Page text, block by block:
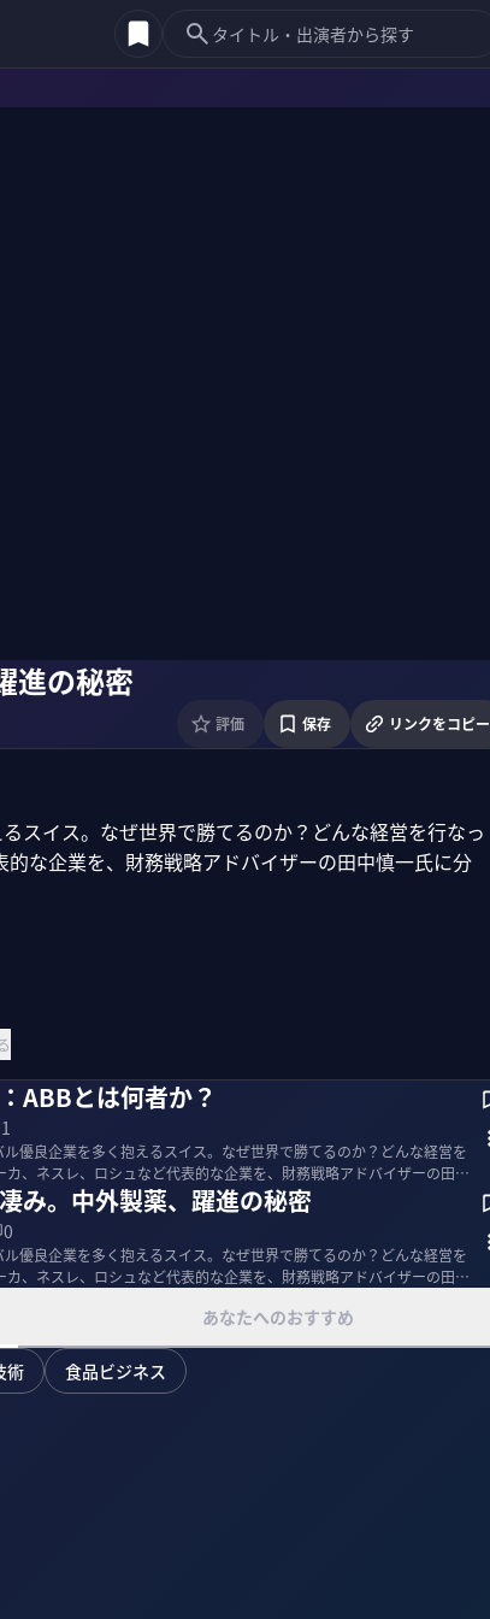
進の秘密
評価 保存 リンクをコピー
スイス。なぜ世界で勝てるのか？どんな経営を行なっ
な企業を、財務戦略アドバイザーの田中慎一氏に分
ABBとは何者か？
1
優良企業を多く抱えるスイス。なぜ世界で勝てるのか？どんな経営を
、ネスレ、ロシュなど代表的な企業を、財務戦略アドバイザーの田中
み。中外製薬、躍進の秘密
0
優良企業を多く抱えるスイス。なぜ世界で勝てるのか？どんな経営を
、ネスレ、ロシュなど代表的な企業を、財務戦略アドバイザーの田中
あなたへのおすすめ
術 食品ビジネス